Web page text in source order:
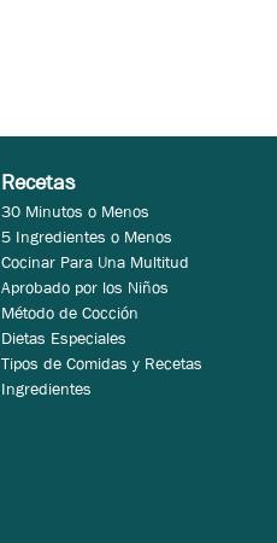
Recetas
30 Minutos o Menos
5 Ingredientes o Menos
Cocinar Para Una Multitud
Aprobado por los Niños
Método de Cocción
Dietas Especiales
Tipos de Comidas y Recetas
Ingredientes